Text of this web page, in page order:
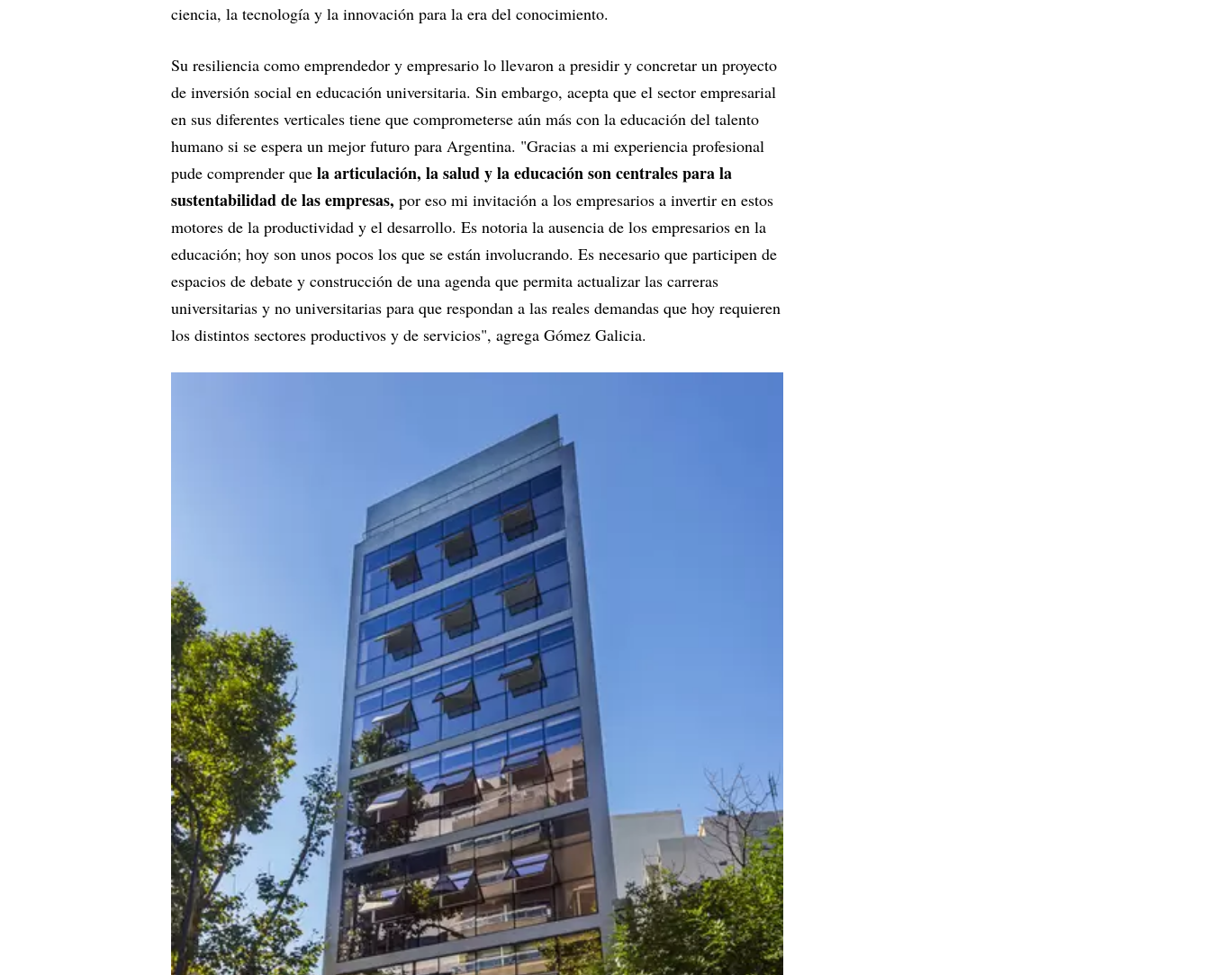
ciencia, la tecnología y la innovación para la era del conocimiento.
Su resiliencia como emprendedor y empresario lo llevaron a presidir y concretar un proyecto
de inversión social en educación universitaria. Sin embargo, acepta que el sector empresarial
en sus diferentes verticales tiene que comprometerse aún más con la educación del talento
humano si se espera un mejor futuro para Argentina. "Gracias a mi experiencia profesional
pude comprender que la articulación, la salud y la educación son centrales para la
sustentabilidad de las empresas, por eso mi invitación a los empresarios a invertir en estos
motores de la productividad y el desarrollo. Es notoria la ausencia de los empresarios en la
educación; hoy son unos pocos los que se están involucrando. Es necesario que participen de
espacios de debate y construcción de una agenda que permita actualizar las carreras
universitarias y no universitarias para que respondan a las reales demandas que hoy requieren
los distintos sectores productivos y de servicios", agrega Gómez Galicia.